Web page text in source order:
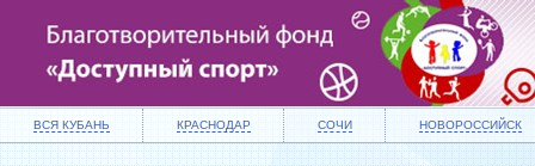
ВСЯ КУБАНЬ КРАСНОДАР СОЧИ НОВОРОССИЙСК